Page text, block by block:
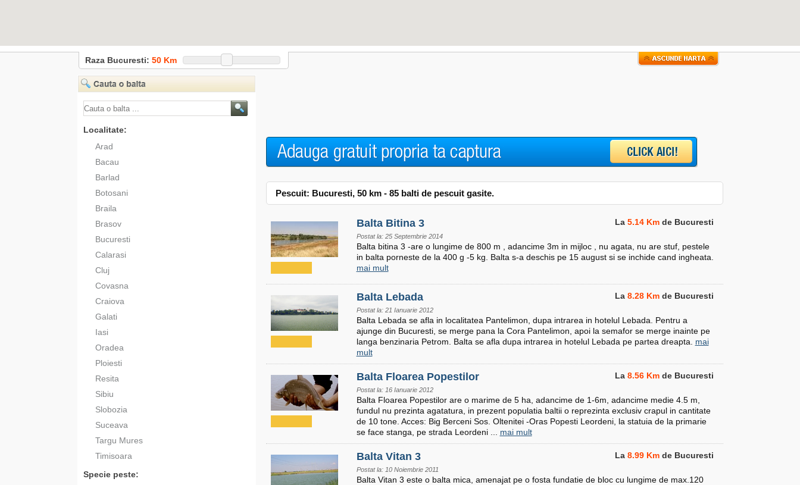
Raza Bucuresti: 50 Km
Localitate:
Arad
Bacau
Barlad
Botosani
Braila
Brasov
Bucuresti
Calarasi
Cluj
Covasna
Craiova
Galati
Iasi
Oradea
Ploiesti
Resita
Sibiu
Slobozia
Suceava
Targu Mures
Timisoara
Specie peste:
Pescuit: Bucuresti, 50km - 85 balti de pescuit gasite.
Balta Bitina 3 La 5.14 Kmde Bucuresti
Postat la: 25 Septembrie 2014
Balta bitina 3 -are o lungime de 800 m , adancime 3m in mijloc , nu agata, nu are stuf, pestele
in balta porneste de la 400 g -5 kg. Balta s-a deschis pe 15 august si se inchide cand ingheata.
mai mult
Balta Lebada La 8.28 Kmde Bucuresti
Postat la: 21 Ianuarie 2012
Balta Lebada se afla in localitatea Pantelimon, dupa intrarea in hotelul Lebada. Pentru a
ajunge din Bucuresti, se merge pana la Cora Pantelimon, apoi la semafor se merge inainte pe
langa benzinaria Petrom. Balta se afla dupa intrarea in hotelul Lebada pe partea dreapta. mai
mult
Balta Floarea Popestilor La 8.56 Kmde Bucuresti
Postat la: 16 Ianuarie 2012
Balta Floarea Popestilor are o marime de 5 ha, adancime de 1-6m, adancime medie 4.5 m,
fundul nu prezinta agatatura, in prezent populatia baltii o reprezinta exclusiv crapul in cantitate
de 10 tone. Acces: Big Berceni Sos. Oltenitei -Oras Popesti Leordeni, la statuia de la primarie
se face stanga, pe strada Leordeni ... mai mult
Balta Vitan 3 La 8.99 Kmde Bucuresti
Postat la: 10 Noiembrie 2011
Balta Vitan 3 este o balta mica, amenajat pe o fosta fundatie de bloc cu lungime de max.120